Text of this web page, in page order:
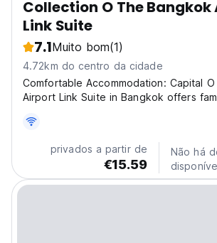
Collection O The
Link Suite
7.1Muito bom(1)
4.72km do centro da cidade
Comfortable Accommodation: Capital
Airport Link Suite in Bangkok offers
throughout the property. Each room
desk, TV, and free toiletries. Dining
privados a partir de
€15.59
Não há